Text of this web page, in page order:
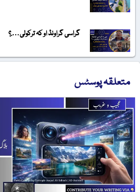
گراسی گراونڈ او کہ ترکولی….؟
متعلقہ پوسٹس